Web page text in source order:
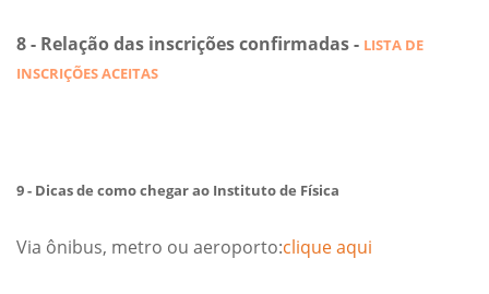
8 - Relação das inscrições confirmadas - LISTA DE
INSCRIÇÕES ACEITAS
9 - Dicas de como chegar ao Instituto de Física
Via ônibus, metro ou aeroporto:clique aqui